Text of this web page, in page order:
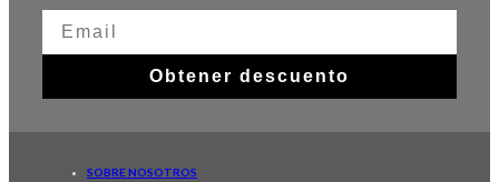
Obtener descuento
SOBRE NOSOTROS